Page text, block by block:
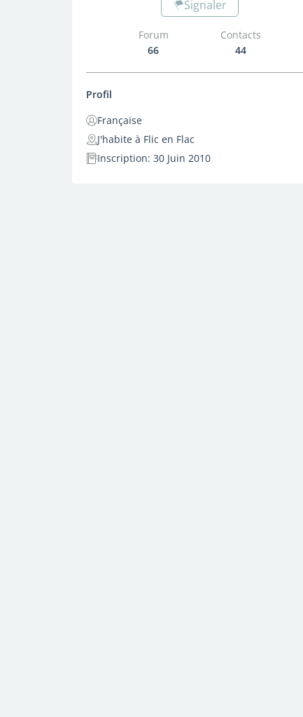
Signaler
Forum
66
Contacts
44
Profil
Française
J'habite à Flic en Flac
Inscription: 30 Juin 2010